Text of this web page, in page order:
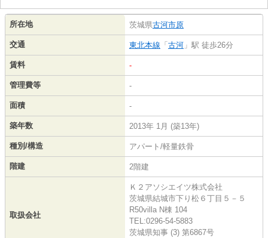
所在地 茨城県古河市原
交通 東北本線 「 古河 」駅 徒歩26分
賃料 -
管理費等 -
面積 -
築年数 2013年 1月 (築13年)
種別/構造 アパート/軽量鉄骨
階建 2階建
取扱会社
Ｋ２アソシエイツ株式会社
茨城県結城市下り松６丁目５－５
R50villa N棟 104
TEL:0296-54-5883
茨城県知事 (3) 第6867号